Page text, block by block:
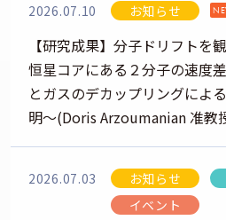
2026.07.10 お知らせ
【研究成果】分子ドリフトを
恒星コアにある２分子の速度
とガスのデカップリングによ
明～(Doris Arzoumanian 准教
2026.07.03 お知らせ
イベント